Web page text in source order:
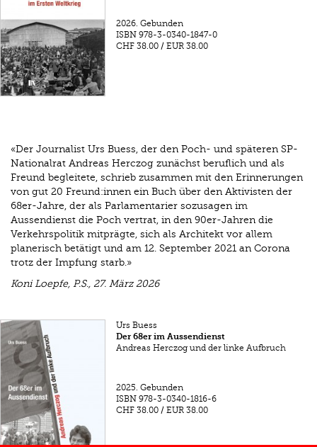
2026. Gebunden
ISBN 978-3-0340-1847-0
CHF 38.00 /EUR 38.00
«Der Journalist Urs Buess, der den Poch- und späteren SP-
Nationalrat Andreas Herczog zunächst beruflich und als
Freund begleitete, schrieb zusammen mit den Erinnerungen
von gut 20 Freund:innen ein Buch über den Aktivisten der
68er-Jahre, der als Parlamentarier sozusagen im
Aussendienst die Poch vertrat, in den 90er-Jahren die
Verkehrspolitik mitprägte, sich als Architekt vor allem
planerisch betätigt und am 12. September 2021 an Corona
trotz der Impfung starb.»
Koni Loepfe, P.S., 27. März 2026
Urs Buess
Der 68er im Aussendienst
Andreas Herczog und der linke Aufbruch
2025. Gebunden
ISBN 978-3-0340-1816-6
CHF 38.00 /EUR 38.00